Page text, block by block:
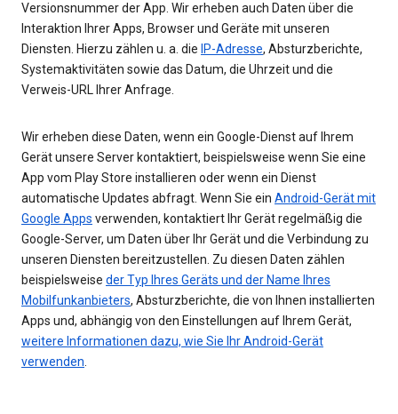
Versionsnummer der App. Wir erheben auch Daten über die
Interaktion Ihrer Apps, Browser und Geräte mit unseren
Diensten. Hierzu zählen u. a. die IP-Adresse, Absturzberichte,
Systemaktivitäten sowie das Datum, die Uhrzeit und die
Verweis-URL Ihrer Anfrage.
Wir erheben diese Daten, wenn ein Google-Dienst auf Ihrem
Gerät unsere Server kontaktiert, beispielsweise wenn Sie eine
App vom Play Store installieren oder wenn ein Dienst
automatische Updates abfragt. Wenn Sie ein Android-Gerät mit
Google Apps verwenden, kontaktiert Ihr Gerät regelmäßig die
Google-Server, um Daten über Ihr Gerät und die Verbindung zu
unseren Diensten bereitzustellen. Zu diesen Daten zählen
beispielsweise der Typ Ihres Geräts und der Name Ihres
Mobilfunkanbieters, Absturzberichte, die von Ihnen installierten
Apps und, abhängig von den Einstellungen auf Ihrem Gerät,
weitere Informationen dazu, wie Sie Ihr Android-Gerät
verwenden.